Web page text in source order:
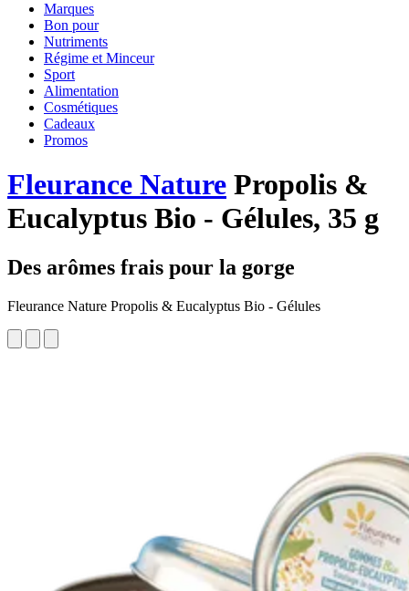
Marques
Bon pour
Nutriments
Régime et Minceur
Sport
Alimentation
Cosmétiques
Cadeaux
Promos
Fleurance Nature Propolis &
Eucalyptus Bio - Gélules, 35 g
Des arômes frais pour la gorge
Fleurance Nature Propolis & Eucalyptus Bio - Gélules